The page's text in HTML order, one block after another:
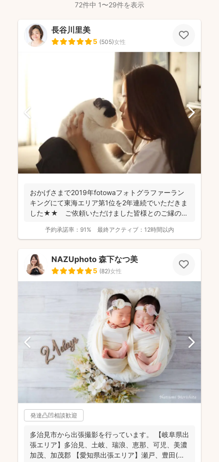
72件中 1〜29件を表示
長谷川里美
5 (505)女性
おかげさまで2019年fotowaフォトグラファーラン
キングにて東海エリア第1位を2年連続でいただきま
した★★ ご依頼いただけました皆様とのご縁のお
予約承諾率： 91% 最終アクティブ： 12時間以内
NAZUphoto 森下なつ美
5 (82)女性
発達凸凹相談歓迎
多治見市から出張撮影を行っています。 【岐阜県出
張エリア】多治見、土岐、瑞浪、恵那、可児、美濃
加茂、加茂郡 【愛知県出張エリア】瀬戸、豊田(北